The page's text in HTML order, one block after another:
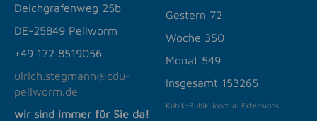
Deichgrafenweg 25b
DE-25849 Pellworm
+49 172 8519056
ulrich.stegmann@cdu-
pellworm.de
wir sind immer für Sie da!
Gestern 72
Woche 350
Monat 549
Insgesamt 153265
Kubik-Rubik Joomla! Extensions